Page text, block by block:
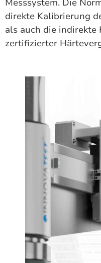
direkte Kalibrierung
als auch die
zertifizierter